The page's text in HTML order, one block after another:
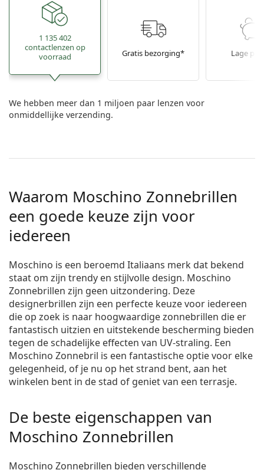
1 135 402
contactlenzen op
voorraad
Gratis bezorging* Lage
We hebben meer dan 1 miljoen paar lenzen voor
onmiddellijke verzending.
Waarom Moschino Zonnebrillen
een goede keuze zijn voor
iedereen
Moschino is een beroemd Italiaans merk dat bekend
staat om zijn trendy en stijlvolle design. Moschino
Zonnebrillen zijn geen uitzondering. Deze
designerbrillen zijn een perfecte keuze voor iedereen
die op zoek is naar hoogwaardige zonnebrillen die er
fantastisch uitzien en uitstekende bescherming bieden
tegen de schadelijke effecten van UV-straling. Een
Moschino Zonnebril is een fantastische optie voor elke
gelegenheid, of je nu op het strand bent, aan het
winkelen bent in de stad of geniet van een terrasje.
De beste eigenschappen van
Moschino Zonnebrillen
Moschino Zonnebrillen bieden verschillende